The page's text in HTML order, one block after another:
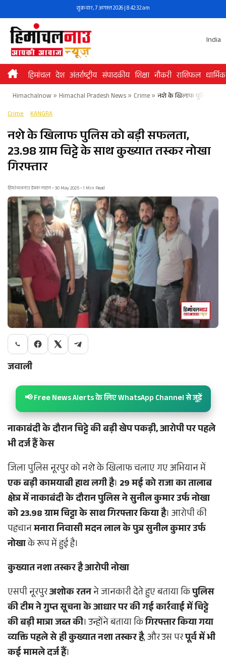
to
content
शुक्रवार, 7 अगस्त 2026 | 8:42:32 am
India
हिमांचल देश अंतर्राष्ट्रीय संपादकीय शिक्षा नौकरी राशिफल धार्मिक
Himachalnow» Himachal Pradesh News» Crime» नशे के खिलाफ पुलिस को
Crime KANGRA
नशे के खिलाफ पुलिस को बड़ी सफलता,
23.98 ग्राम चिट्टे के साथ कुख्यात तस्कर नोखा
गिरफ्तार
हिमांचलनाउ डेस्क नाहन • 30 May 2025 • 1 Min Read
जवाली
📢 Free News Alerts के लिए WhatsApp Channel से जुड़ें
नाकाबंदी के दौरान चिट्टे की बड़ी खेप पकड़ी, आरोपी पर पहले
भी दर्ज हैं केस
जिला पुलिस नूरपुर को नशे के खिलाफ चलाए गए अभियान में
एक बड़ी कामयाबी हाथ लगी है। 29 मई को राजा का तालाब
क्षेत्र में नाकाबंदी के दौरान पुलिस ने सुनील कुमार उर्फ नोखा
को 23.98 ग्राम चिट्टा के साथ गिरफ्तार किया है। आरोपी की
पहचानमनारा निवासी मदन लाल के पुत्र सुनील कुमार उर्फ
नोखाके रूप में हुई है।
कुख्यात नशा तस्कर है आरोपी नोखा
एसपी नूरपुरअशोक रतनने जानकारी देते हुए बताया किपुलिस
की टीम ने गुप्त सूचना के आधार पर की गई कार्रवाई में चिट्टे
की बड़ी मात्रा जब्त की। उन्होंने बताया किगिरफ्तार किया गया
व्यक्ति पहले से ही कुख्यात नशा तस्कर है, और उस परपूर्व में भी
कई मामले दर्ज हैं।